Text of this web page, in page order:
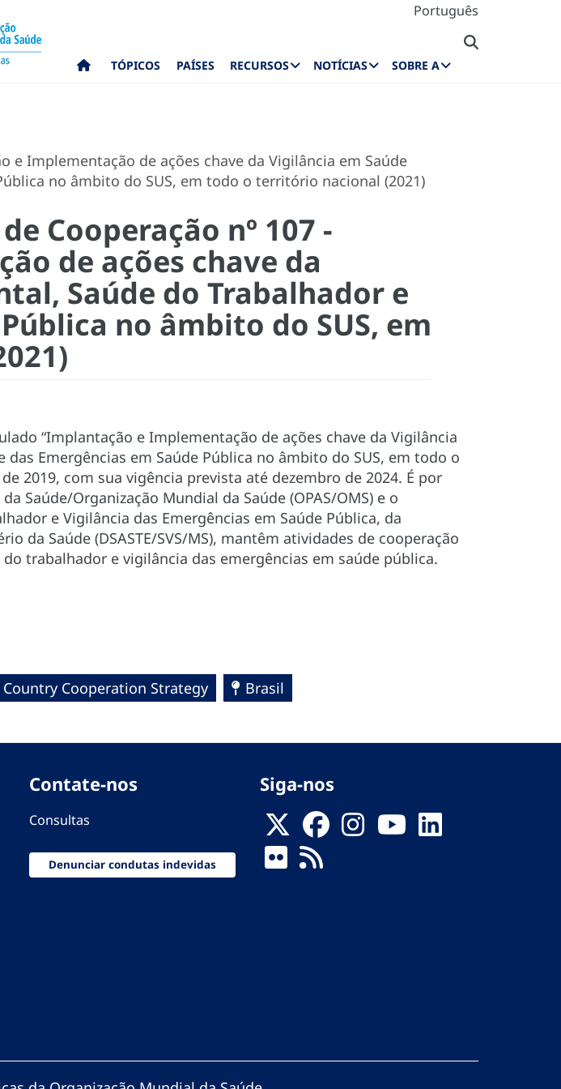
Português
TÓPICOS PAÍSES RECURSOS NOTÍCIAS SOBRE A
e Implementação de ações chave da Vigilância em Saúde
no âmbito do SUS, em todo o território nacional (2021)
Cooperação nº 107 -
de ações chave da
Saúde do Trabalhador e
no âmbito do SUS, em
“Implantação e Implementação de ações chave da Vigilância
Emergências em Saúde Pública no âmbito do SUS, em todo o
2019, com sua vigência prevista até dezembro de 2024. É por
Saúde/Organização Mundial da Saúde (OPAS/OMS) e o
e Vigilância das Emergências em Saúde Pública, da
da Saúde (DSASTE/SVS/MS), mantêm atividades de cooperação
trabalhador e vigilância das emergências em saúde pública.
Country Cooperation Strategy Brasil
Contate-nos
Consultas
Denunciar condutas indevidas
Siga-nos